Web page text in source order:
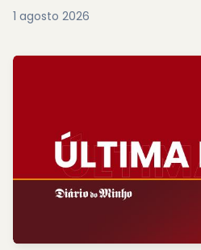
1 agosto 2026